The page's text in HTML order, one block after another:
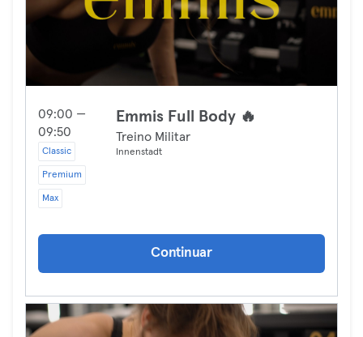
09:00 —
09:50
Classic
Premium
Max
Emmis Full Body 🔥
Treino Militar
Innenstadt
Continuar